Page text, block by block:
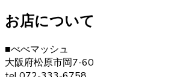
した毛色の変化も、成長の楽しみとなる
シャーテリア購入をご検討の際は、お気
2020.12.12
お店について
■べべマッシュ
大阪府松原市岡7-60